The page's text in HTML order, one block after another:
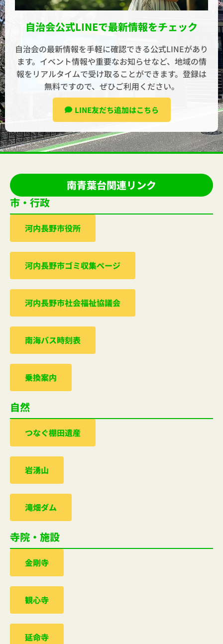
自治会公式LINEで最新情報をチェック
自治会の最新情報を手軽に確認できる公式LINEがあり
ます。イベント情報や重要なお知らせなど、地域の情
報をリアルタイムで受け取ることができます。登録は
無料ですので、ぜひご利用ください。
LINE友だち追加はこちら
南青葉台関連リンク
市・行政
河内⻑野市役所
河内⻑野市ゴミ収集ぺージ
河内⻑野市社会福祉協議会
南海バス時刻表
乗換案内
自然
つなぐ棚田遺産
岩湧山
滝畑ダム
寺院・施設
金剛寺
観心寺
延命寺